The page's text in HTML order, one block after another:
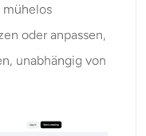
oder anpassen,
unabhängig von